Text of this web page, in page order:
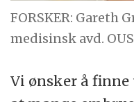
FORSKER: Gareth
medisinsk avd.
Vi ønsker å